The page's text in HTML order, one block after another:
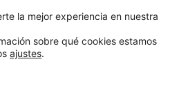
C&A México completa la implementación de su WMS en la nube
la mejor experiencia en nuestra
sobre qué cookies estamos
ajustes.